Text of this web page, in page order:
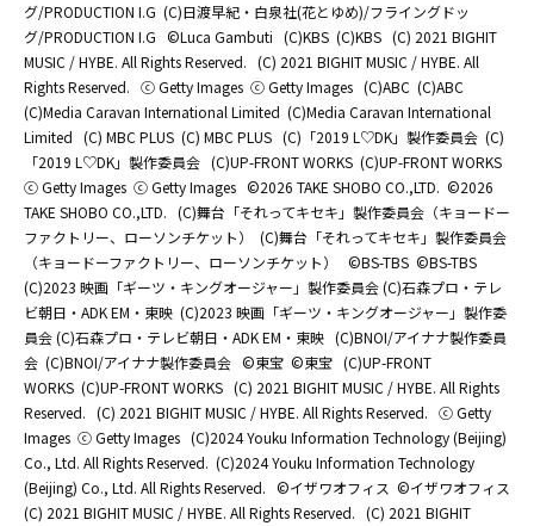
グ/PRODUCTION I.G (C)日渡早紀・白泉社(花とゆめ)/フライングドッ
グ/PRODUCTION I.G ©Luca Gambuti (C)KBS (C)KBS (C) 2021 BIGHIT
MUSIC / HYBE. All Rights Reserved. (C) 2021 BIGHIT MUSIC / HYBE. All
Rights Reserved. ⓒ Getty Images ⓒ Getty Images (C)ABC (C)ABC
(C)Media Caravan International Limited (C)Media Caravan International
Limited (C) MBC PLUS (C) MBC PLUS (C)「2019 L♡DK」製作委員会 (C)
「2019 L♡DK」製作委員会 (C)UP-FRONT WORKS (C)UP-FRONT WORKS
ⓒ Getty Images ⓒ Getty Images ©2026 TAKE SHOBO CO.,LTD. ©2026
TAKE SHOBO CO.,LTD. (C)舞台「それってキセキ」製作委員会（キョードー
ファクトリー、ローソンチケット）
(C)舞台「それってキセキ」製作委員会
（キョードーファクトリー、ローソンチケット）
©BS-TBS ©BS-TBS
(C)2023 映画「ギーツ・キングオージャー」製作委員会 (C)石森プロ・テレ
ビ朝日・ADK EM・東映 (C)2023 映画「ギーツ・キングオージャー」製作委
員会 (C)石森プロ・テレビ朝日・ADK EM・東映 (C)BNOI/アイナナ製作委員
会 (C)BNOI/アイナナ製作委員会 ©東宝 ©東宝 (C)UP-FRONT
WORKS (C)UP-FRONT WORKS (C) 2021 BIGHIT MUSIC / HYBE. All Rights
Reserved. (C) 2021 BIGHIT MUSIC / HYBE. All Rights Reserved. ⓒ Getty
Images ⓒ Getty Images (C)2024 Youku Information Technology (Beijing)
Co., Ltd. All Rights Reserved. (C)2024 Youku Information Technology
(Beijing) Co., Ltd. All Rights Reserved. ©イザワオフィス ©イザワオフィス
(C) 2021 BIGHIT MUSIC / HYBE. All Rights Reserved. (C) 2021 BIGHIT